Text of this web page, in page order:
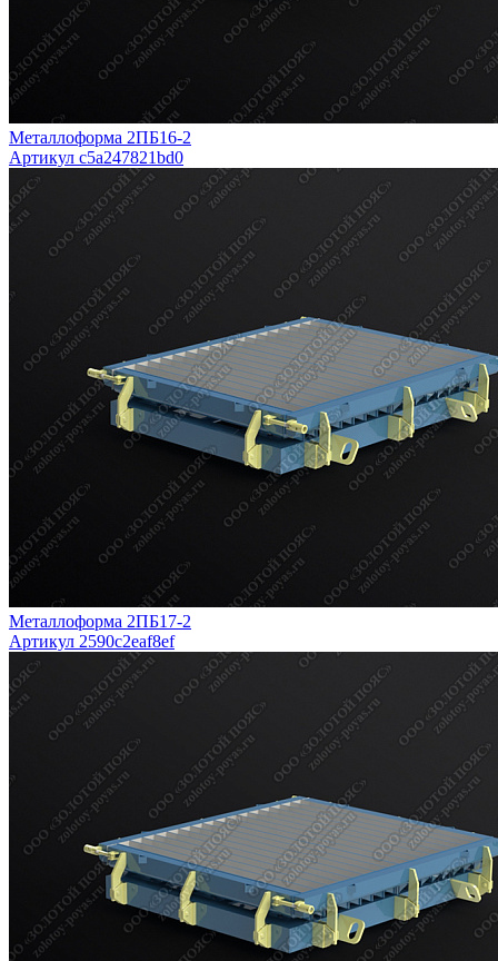
Металлоформа 2ПБ16-2
Артикул c5a247821bd0
Металлоформа 2ПБ17-2
Артикул 2590c2eaf8ef